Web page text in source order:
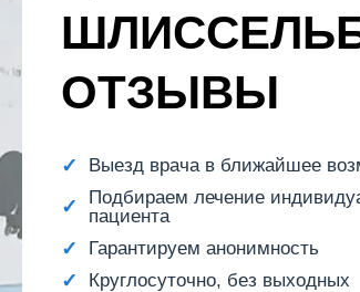
ОТЗЫВЫ
Выезд врача в ближайшее
Подбираем лечение
пациента
Гарантируем анонимность
Круглосуточно, без выходных